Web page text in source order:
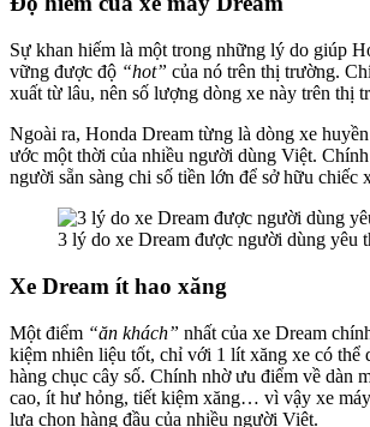
Sự khan hiếm là một trong những lý do giúp
vững được độ “hot” của nó trên thị trường.
xuất từ lâu, nên số lượng dòng xe này trên thị
Ngoài ra, Honda Dream từng là dòng xe
ước một thời của nhiều người dùng Việt.
người sẵn sàng chi số tiền lớn để sở hữu chiếc
3 lý do xe Dream được người dùng yêu
Xe Dream ít hao xăng
Một điểm “ăn khách” nhất của xe Dream
kiệm nhiên liệu tốt, chỉ với 1 lít xăng xe có thể
hàng chục cây số. Chính nhờ ưu điểm về dàn
cao, ít hư hỏng, tiết kiệm xăng… vì vậy xe
lựa chọn hàng đầu của nhiều người Việt.